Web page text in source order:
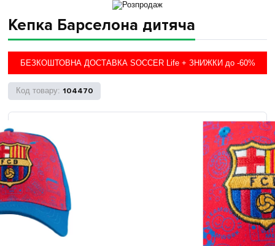
Кепка Барселона дитяча
БЕЗКОШТОВНА ДОСТАВКА SOCCER Life + ЗНИЖКИ до -60%
104470